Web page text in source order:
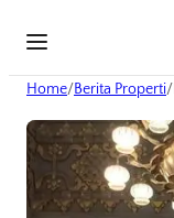
Home/Berita Properti/